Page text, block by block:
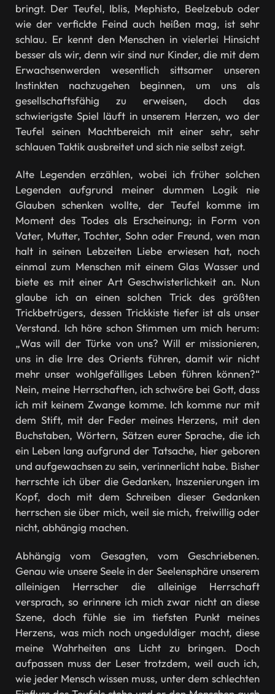
bringt. Der Teufel, Iblis, Mephisto, Beelzebub oder
wie der verfickte Feind auch heißen mag, ist sehr
schlau. Er kennt den Menschen in vielerlei Hinsicht
besser als wir, denn wir sind nur Kinder, die mit dem
Erwachsenwerden wesentlich sittsamer unseren
Instinkten nachzugehen beginnen, um uns als
gesellschaftsfähig zu erweisen, doch das
schwierigste Spiel läuft in unserem Herzen, wo der
Teufel seinen Machtbereich mit einer sehr, sehr
schlauen Taktik ausbreitet und sich nie selbst zeigt.
Alte Legenden erzählen, wobei ich früher solchen
Legenden aufgrund meiner dummen Logik nie
Glauben schenken wollte, der Teufel komme im
Moment des Todes als Erscheinung; in Form von
Vater, Mutter, Tochter, Sohn oder Freund, wen man
halt in seinen Lebzeiten Liebe erwiesen hat, noch
einmal zum Menschen mit einem Glas Wasser und
biete es mit einer Art Geschwisterlichkeit an. Nun
glaube ich an einen solchen Trick des größten
Trickbetrügers, dessen Trickkiste tiefer ist als unser
Verstand. Ich höre schon Stimmen um mich herum:
„Was will der Türke von uns? Will er missionieren,
uns in die Irre des Orients führen, damit wir nicht
mehr unser wohlgefälliges Leben führen können?“
Nein, meine Herrschaften, ich schwöre bei Gott, dass
ich mit keinem Zwange komme. Ich komme nur mit
dem Stift, mit der Feder meines Herzens, mit den
Buchstaben, Wörtern, Sätzen eurer Sprache, die ich
ein Leben lang aufgrund der Tatsache, hier geboren
und aufgewachsen zu sein, verinnerlicht habe. Bisher
herrschte ich über die Gedanken, Inszenierungen im
Kopf, doch mit dem Schreiben dieser Gedanken
herrschen sie über mich, weil sie mich, freiwillig oder
nicht, abhängig machen.
Abhängig vom Gesagten, vom Geschriebenen.
Genau wie unsere Seele in der Seelensphäre unserem
alleinigen Herrscher die alleinige Herrschaft
versprach, so erinnere ich mich zwar nicht an diese
Szene, doch fühle sie im tiefsten Punkt meines
Herzens, was mich noch ungeduldiger macht, diese
meine Wahrheiten ans Licht zu bringen. Doch
aufpassen muss der Leser trotzdem, weil auch ich,
wie jeder Mensch wissen muss, unter dem schlechten